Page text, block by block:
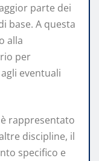
parte dei
base. A questa
alla
per
eventuali
rappresentato
discipline, il
specifico e